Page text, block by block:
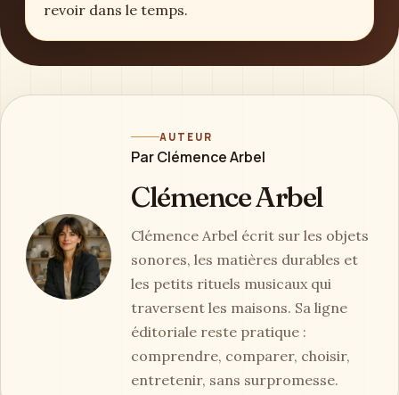
revoir dans le temps.
AUTEUR
Par Clémence Arbel
Clémence Arbel
Clémence Arbel écrit sur les objets
sonores, les matières durables et
les petits rituels musicaux qui
traversent les maisons. Sa ligne
éditoriale reste pratique :
comprendre, comparer, choisir,
entretenir, sans surpromesse.